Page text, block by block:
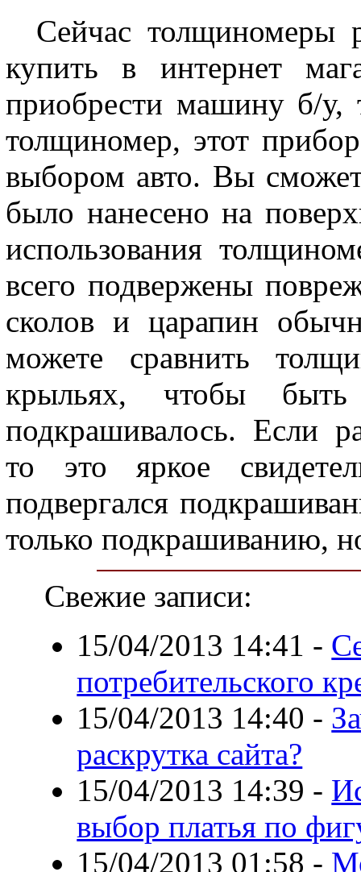
Сейчас толщиномеры
купить в интернет
приобрести машину б/у,
толщиномер, этот
выбором авто. Вы
было нанесено на
использования
всего подвержены
сколов и царапин
можете сравнить
крыльях, чтобы
подкрашивалось. Если
то это яркое
подвергался
только подкрашиванию,
Свежие записи:
15/04/2013 14:41 -
потребительского
15/04/2013 14:40 -
раскрутка сайта?
15/04/2013 14:39 -
выбор платья по
15/04/2013 01:58 -